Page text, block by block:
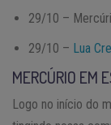
29/10 –
29/10 – Lua
MERCÚRIO EM
Logo no início do